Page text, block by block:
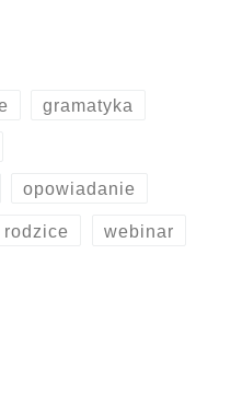
gramatyka
opowiadanie
rodzice webinar